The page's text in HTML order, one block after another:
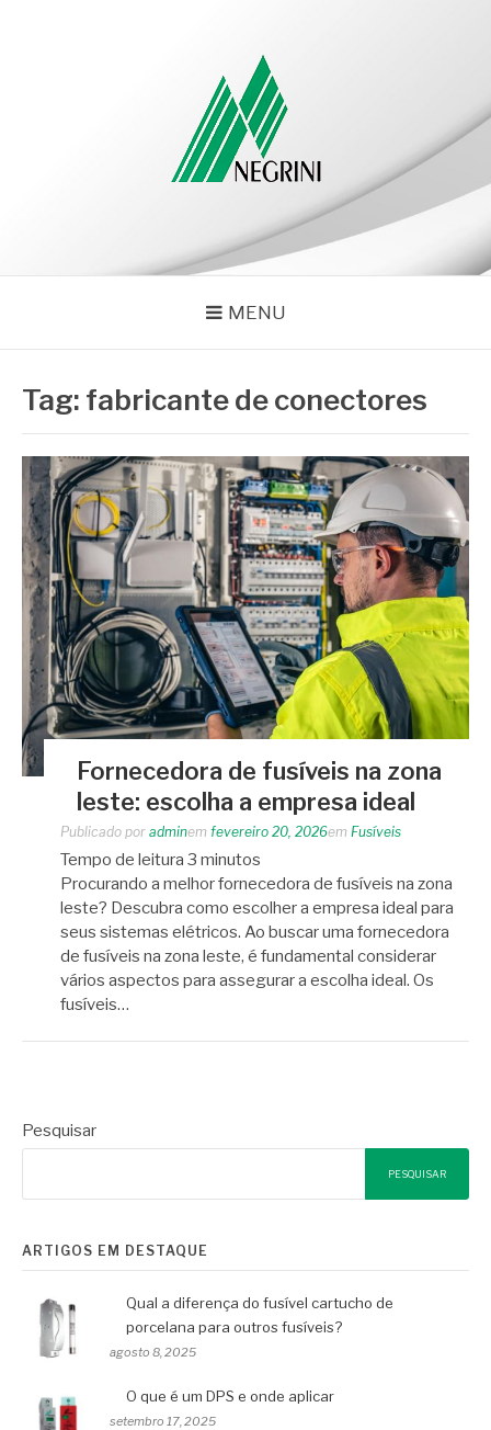
MENU
Tag: fabricante de conectores
Fornecedora de fusíveis na zona
leste: escolha a empresa ideal
Publicado por adminem fevereiro 20, 2026em Fusíveis
Tempo de leitura 3 minutos
Procurando a melhor fornecedora de fusíveis na zona
leste? Descubra como escolher a empresa ideal para
seus sistemas elétricos. Ao buscar uma fornecedora
de fusíveis na zona leste, é fundamental considerar
vários aspectos para assegurar a escolha ideal. Os
fusíveis…
Pesquisar
PESQUISAR
ARTIGOS EM DESTAQUE
Qual a diferença do fusível cartucho de
porcelana para outros fusíveis?
agosto 8, 2025
O que é um DPS e onde aplicar
setembro 17, 2025